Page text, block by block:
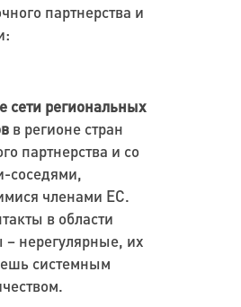
партнерства и
сети региональных
в регионе стран
партнерства и со
соседями,
членами ЕС.
в области
– нерегулярные, их
системным